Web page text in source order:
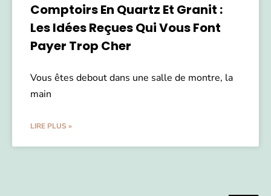
Comptoirs En Quartz Et Granit :
Les Idées Reçues Qui Vous Font
Payer Trop Cher
Vous êtes debout dans une salle de montre, la
main
LIRE PLUS »